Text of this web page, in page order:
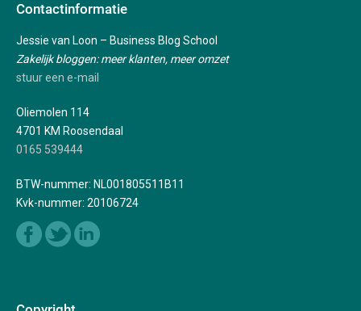
Contactinformatie
Jessie van Loon – Business Blog School
Zakelijk bloggen: meer klanten, meer omzet
stuur een e-mail
Oliemolen 114
4701 KM Roosendaal
0165 539444
BTW-nummer: NL001805511B11
Kvk-nummer: 20106724